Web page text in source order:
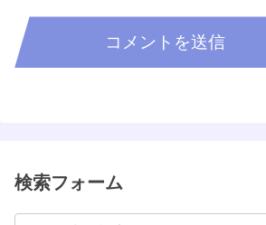
検索フォーム